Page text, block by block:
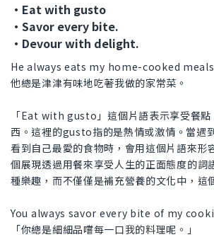
・Eat with gusto
・Savor every bite.
・Devour with delight.
He always eats my home-cooked
他總是津津有味地吃著我做的家常菜。
「Eat with gusto」這個片語表示享受餐點
西。這裡的gusto指的是熱情或激情。當遇
看到自己最愛的食物時，會用這個片語來形
個展現透過用餐來享受人生的正面態度的詞
種樂趣，而不僅僅是補充營養的文化中，這
You always savor every bite of my
「你總是細細品嚐每一口我的料理呢。」